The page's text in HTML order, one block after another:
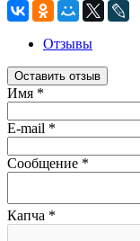
Отзывы
Оставить отзыв
Имя *
E-mail *
Сообщение *
Капча *